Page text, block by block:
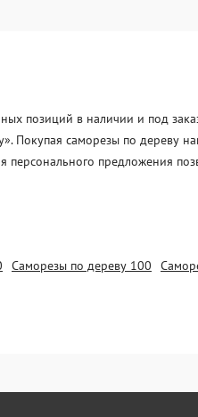
позиций в наличии и под
Покупая саморезы по дереву
персонального предложения
Саморезы по дереву 100